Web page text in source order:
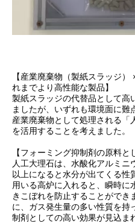
【産業廃棄物（製紙スラッジ
れまでより高性能な製品】
製紙スラッジの代替品として高
ましたが、いずれも環境面に
産業廃棄物として処理される「
を活用することを考えました。
【フォーミング抑制剤の原料と
人工大理石は、水酸化アルミ
以上になると水分が出てくる性
用いる高炉に入れると、瞬時に
きこぼれを防止することができ
に、ガス発生量の多い性質を持
制剤としての高い効果が見込ま